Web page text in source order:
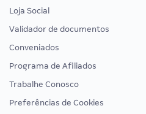
Loja Social
Validador de documentos
Conveniados
Programa de Afiliados
Trabalhe Conosco
Preferências de Cookies